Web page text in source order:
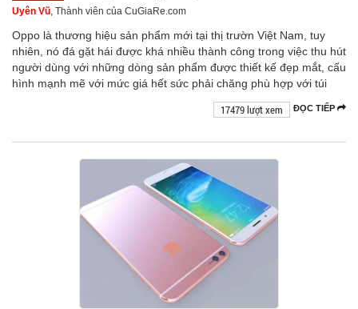
Uyên Vũ, Thành viên của CuGiaRe.com
Oppo là thương hiệu sản phẩm mới tại thị trườn Việt Nam, tuy
nhiên, nó đá gặt hái được khá nhiều thành công trong việc thu hút
người dùng với những dòng sản phẩm được thiết kế đẹp mắt, cấu
hình mạnh mẽ với mức giá hết sức phải chăng phù hợp với túi
ĐỌC TIẾP
17479 lượt xem